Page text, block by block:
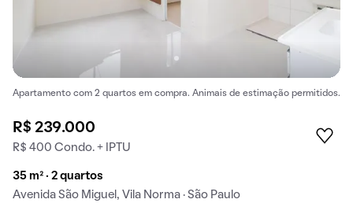
Apartamento com 2 quartos em compra. Animais de estimação permitidos.
R$ 239.000
R$ 400 Condo. + IPTU
35 m² · 2 quartos
Avenida São Miguel, Vila Norma · São Paulo